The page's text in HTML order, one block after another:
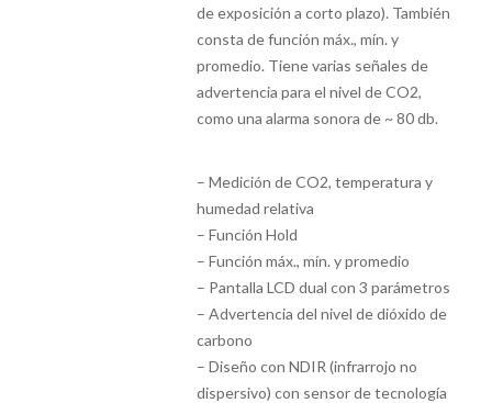
de exposición a corto plazo). También
consta de función máx., mín. y
promedio. Tiene varias señales de
advertencia para el nivel de CO2,
como una alarma sonora de ~ 80 db.
– Medición de CO2, temperatura y
humedad relativa
– Función Hold
– Función máx., mín. y promedio
– Pantalla LCD dual con 3 parámetros
– Advertencia del nivel de dióxido de
carbono
– Diseño con NDIR (infrarrojo no
dispersivo) con sensor de tecnología